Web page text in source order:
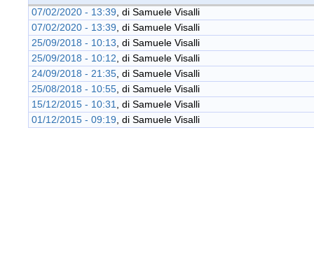
07/02/2020 - 13:39 , di Samuele Visalli
07/02/2020 - 13:39 , di Samuele Visalli
25/09/2018 - 10:13 , di Samuele Visalli
25/09/2018 - 10:12 , di Samuele Visalli
24/09/2018 - 21:35 , di Samuele Visalli
25/08/2018 - 10:55 , di Samuele Visalli
15/12/2015 - 10:31
, di Samuele Visalli
01/12/2015 - 09:19 , di Samuele Visalli